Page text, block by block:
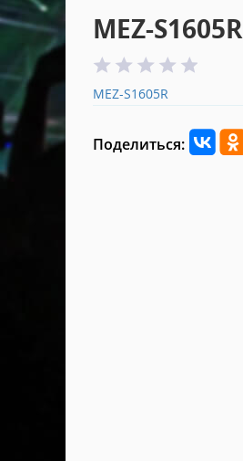
MEZ-S1605R
MEZ-S1605R
Поделиться: